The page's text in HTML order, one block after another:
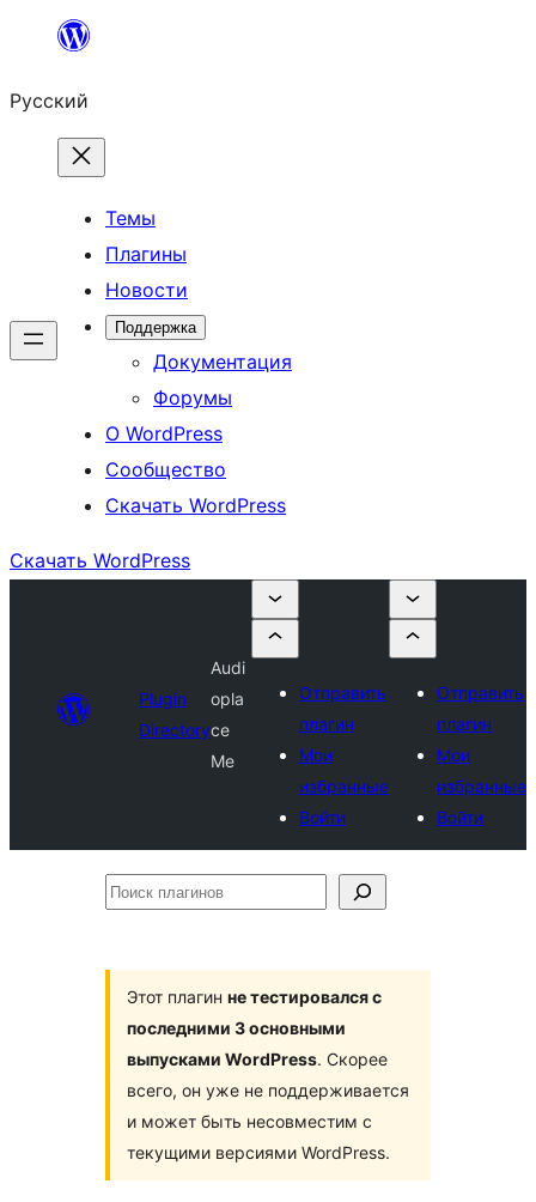
Перейти
содержимому
Русский
Темы
Плагины
Новости
Поддержка
Документация
Форумы
О WordPress
Сообщество
Скачать WordPress
Скачать WordPress
Plugin
Directory
Audi
opla
ce
Me
Отправить
плагин
Мои
избранные
Войти
Отправить
плагин
Мои
избранные
Войти
Поиск
Этот плагин не тестировался с
последними 3 основными
выпусками WordPress. Скорее
всего, он уже не поддерживается
и может быть несовместим с
текущими версиями WordPress.